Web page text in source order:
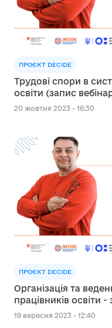
ПРОЄКТ DECIDE
Трудові спори в
освіти (запис
20 жовтня 2023 - 16:30
ПРОЄКТ DECIDE
Організація та
працівників освіти -
19 вересня 2023 - 12:40